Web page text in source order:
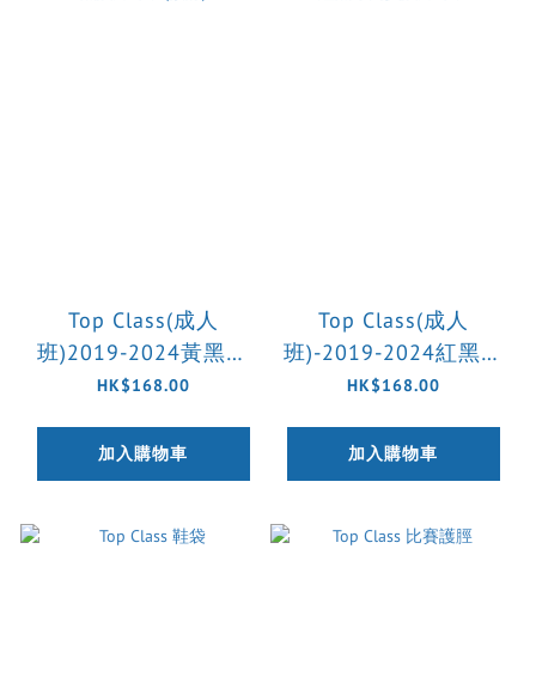
Top Class(成人
班)2019-2024黃黑訓
練球衣(預訂)
HK$168.00
加入購物車
Top Class(成人
班)-2019-2024紅黑守
門員訓練球衣
HK$168.00
加入購物車